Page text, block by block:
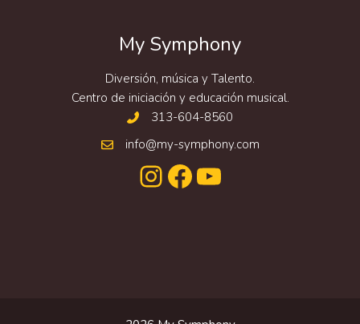
My Symphony
Diversión, música y Talento.
Centro de iniciación y educación musical.
313-604-8560
info@my-symphony.com
Instagram
Facebook
YouTube